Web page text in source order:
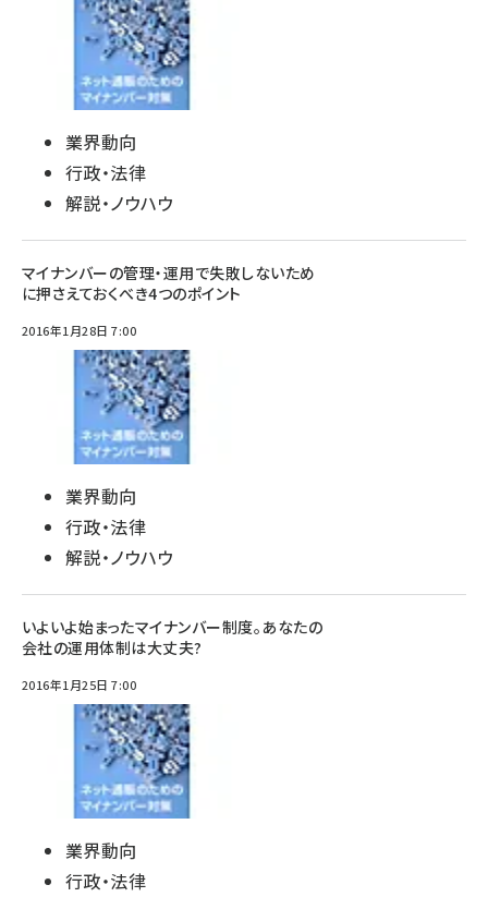
業界動向
行政・法律
解説・ノウハウ
マイナンバーの管理・運用で失敗しないため
に押さえておくべき4つのポイント
2016年1月28日 7:00
業界動向
行政・法律
解説・ノウハウ
いよいよ始まったマイナンバー制度。あなたの
会社の運用体制は大丈夫?
2016年1月25日 7:00
業界動向
行政・法律